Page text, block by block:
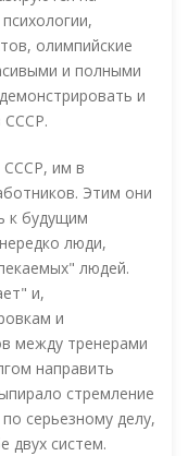
олимпийские
и полными
и
СССР.
СССР, им в
Этим они
к будущим
люди,
людей.
и,
и
между тренерами
направить
стремление
серьезному делу,
двух систем.